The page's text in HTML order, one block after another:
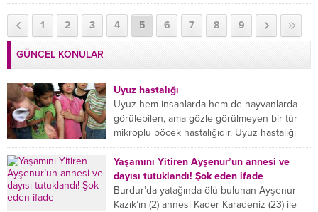
Barankoğlu, “Diğer haberlerin
doğruluk payı yoktur arkadaşlar.”
hesabından gözaltına alındığı
haberlerini yalanladı. “DOĞRULUK
PAYI YOKTUR” Instagram
hesabından gözaltına alındığı
haberleriyle ilgili açıklama yapan...
1 2 3 4 5 6 7 8 9
GÜNCEL KONULAR
Uyuz hastalığı
Uyuz hem insanlarda hem de hayvanlarda
görülebilen, ama gözle görülmeyen bir tür
mikroplu böcek hastalığıdır. Uyuz hastalığı
(Urticaria), deride veya...
Yaşamını Yitiren Ayşenur’un annesi ve
dayısı tutuklandı! Şok eden ifade
Burdur’da yatağında ölü bulunan Ayşenur
Kazık’ın (2) annesi Kader Karadeniz (23) ile